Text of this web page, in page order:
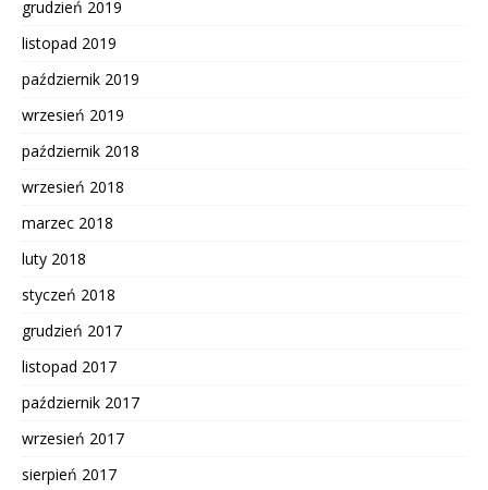
grudzień 2019
listopad 2019
październik 2019
wrzesień 2019
październik 2018
wrzesień 2018
marzec 2018
luty 2018
styczeń 2018
grudzień 2017
listopad 2017
październik 2017
wrzesień 2017
sierpień 2017